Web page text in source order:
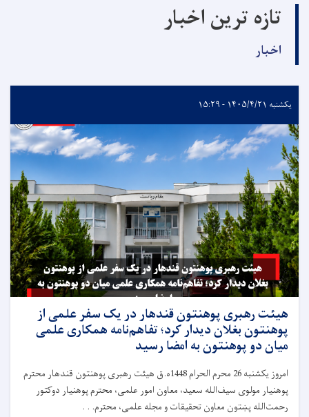
تازه ترین اخبار
اخبار
یکشنبه ۱۴۰۵/۴/۲۱ - ۱۵:۲۹
هیئت رهبری پوهنتون قندهار در یک سفر علمی از
پوهنتون بغلان دیدار کرد؛ تفاهم‌نامه همکاری علمی
میان دو پوهنتون به امضا رسید
امروز یکشنبه 26 محرم الحرام 1448ه.ق هیئت رهبری پوهنتون قندهار محترم
پوهنیار مولوی سیف‌الله سعید، معاون امور علمی، محترم پوهنیار دوکتور
رحمت‌الله پښتون معاون تحقیقات و مجله علمی، محترم. . .